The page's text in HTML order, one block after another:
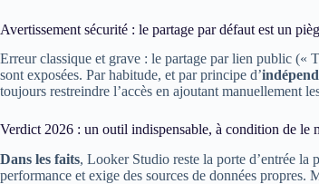
Avertissement sécurité : le partage par défaut est un
Erreur classique et grave : le partage par lien public («
sont exposées. Par habitude, et par principe d’
toujours restreindre l’accès en ajoutant manuellement
Verdict 2026 : un outil indispensable, à condition de le
Dans les faits, Looker Studio reste la porte d’entrée la
performance et exige des sources de données